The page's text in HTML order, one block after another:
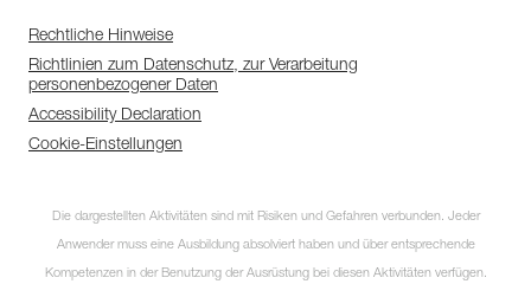
Rechtliche Hinweise
Richtlinien zum Datenschutz, zur Verarbeitung
personenbezogener Daten
Accessibility Declaration
Cookie-Einstellungen
Die dargestellten Aktivitäten sind mit Risiken und Gefahren verbunden. Jeder
Anwender muss eine Ausbildung absolviert haben und über entsprechende
Kompetenzen in der Benutzung der Ausrüstung bei diesen Aktivitäten verfügen.